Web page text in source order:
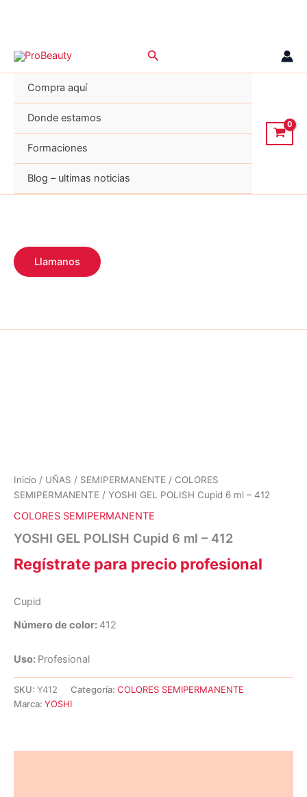
Buscar
Compra aquí
Donde estamos
Formaciones
Blog – ultimas noticias
Llamanos
Inicio / UÑAS / SEMIPERMANENTE / COLORES
SEMIPERMANENTE / YOSHI GEL POLISH Cupid 6 ml – 412
COLORES SEMIPERMANENTE
YOSHI GEL POLISH Cupid 6 ml – 412
Regístrate para precio profesional
Cupid
Número de color: 412
Uso: Profesional
SKU: Y412 Categoría: COLORES SEMIPERMANENTE
Marca: YOSHI